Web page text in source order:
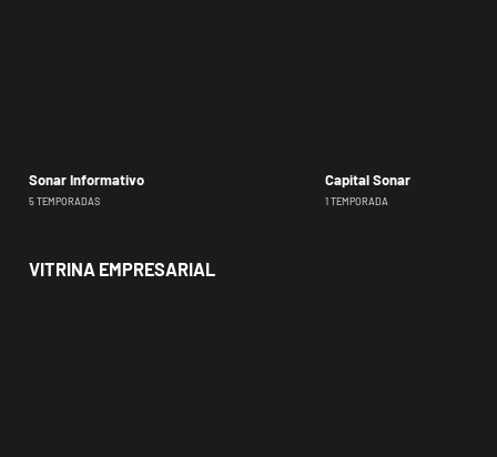
Sonar Informativo
5 TEMPORADAS
Capital Sonar
1 TEMPORADA
VITRINA EMPRESARIAL